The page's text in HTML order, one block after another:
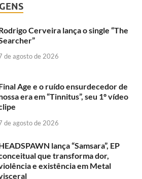
Cerveira lança o single “The
de agosto de 2026
Age e o ruído ensurdecedor de
era em “Tinnitus”, seu 1º vídeo
de agosto de 2026
lança “Samsara”, EP
que transforma dor,
e existência em Metal